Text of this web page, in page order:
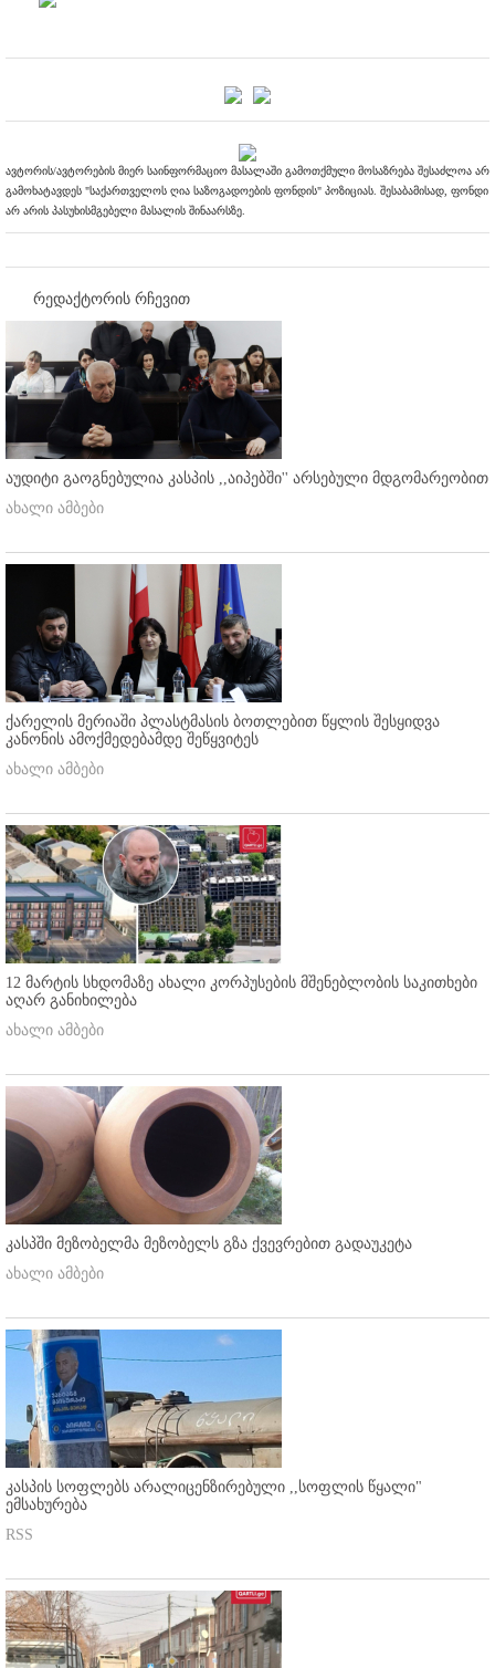
ავტორის/ავტორების მიერ საინფორმაციო მასალაში გამოთქმული მოსაზრება შესაძლოა არ
გამოხატავდეს "საქართველოს ღია საზოგადოების ფონდის" პოზიციას. შესაბამისად, ფონდი
არ არის პასუხისმგებელი მასალის შინაარსზე.
რედაქტორის რჩევით
აუდიტი გაოგნებულია კასპის ,,აიპებში'' არსებული მდგომარეობით
ახალი ამბები
ქარელის მერიაში პლასტმასის ბოთლებით წყლის შესყიდვა
კანონის ამოქმედებამდე შეწყვიტეს
ახალი ამბები
12 მარტის სხდომაზე ახალი კორპუსების მშენებლობის საკითხები
აღარ განიხილება
ახალი ამბები
კასპში მეზობელმა მეზობელს გზა ქვევრებით გადაუკეტა
ახალი ამბები
კასპის სოფლებს არალიცენზირებული ,,სოფლის წყალი"
ემსახურება
RSS